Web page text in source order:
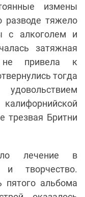
измены
разводе тяжело
с алкоголем и
затяжная
не привела к
тогда
трезвая Бритни
лечение в
и творчество.
пятого альбома